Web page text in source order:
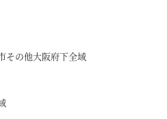
その他大阪府下全域